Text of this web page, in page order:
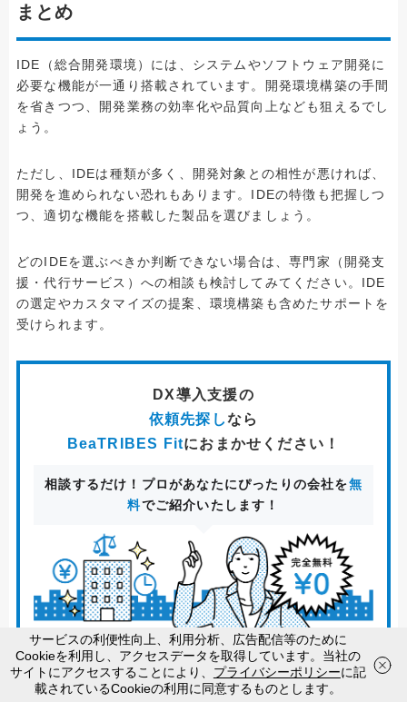
まとめ
IDE（総合開発環境）には、システムやソフトウェア開発に
必要な機能が一通り搭載されています。開発環境構築の手間
を省きつつ、開発業務の効率化や品質向上なども狙えるでし
ょう。
ただし、IDEは種類が多く、開発対象との相性が悪ければ、
開発を進められない恐れもあります。IDEの特徴も把握しつ
つ、適切な機能を搭載した製品を選びましょう。
どのIDEを選ぶべきか判断できない場合は、専門家（開発支
援・代行サービス）への相談も検討してみてください。IDE
の選定やカスタマイズの提案、環境構築も含めたサポートを
受けられます。
DX導入支援の
依頼先探しなら
BeaTRIBES Fitにおまかせください！
相談するだけ！プロがあなたにぴったりの会社を無
料でご紹介いたします！
DX導入支援の
相談をする(無料)
WEBから相談 お電話で相談
平日10:00〜18:00
サービスの利便性向上、利用分析、広告配信等のために
Cookieを利用し、アクセスデータを取得しています。当社の
サイトにアクセスすることにより、 プライバシーポリシーに記
載されているCookieの利用に同意するものとします。